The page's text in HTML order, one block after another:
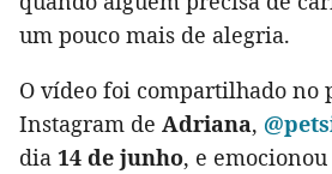
um pouco mais de alegria.
O vídeo foi compartilhado no
Instagram de Adriana,
dia 14 de junho, e